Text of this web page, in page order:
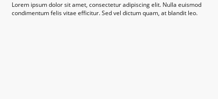
Lorem ipsum dolor sit amet, consectetur adipiscing elit. Nulla euismod
condimentum felis vitae efficitur. Sed vel dictum quam, at blandit leo.